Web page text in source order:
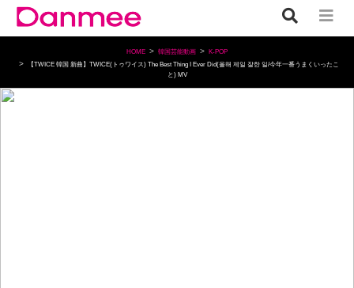
HOME 韓国芸能動画
K-POP
【TWICE 韓国 新曲】TWICE(トゥワイス) The Best Thing I Ever Did(올해 제일 잘한 일/今年一番うまくいったこ
と) MV